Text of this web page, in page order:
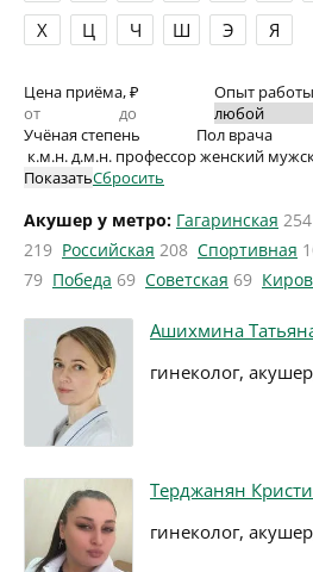
Х
Ц Ч Ш Э Я
Цена приёма, ₽ Опыт работы
Учёная степень
к.м.н.д.м.н. профессор
Пол врача
женский
ПоказатьСбросить
Акушер у метро: Гагаринская 254
219 Российская 208 Спортивная
79 Победа 69 Советская 69
Ашихмина
гинеколог,
Терджанян
гинеколог,